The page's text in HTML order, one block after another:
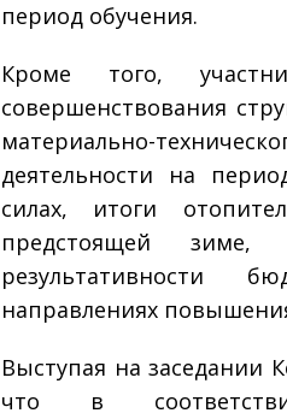
период обучения.
Кроме того,
совершенствования
материально-
деятельности на
силах, итоги
предстоящей
результативности
направлениях
Выступая на
что в